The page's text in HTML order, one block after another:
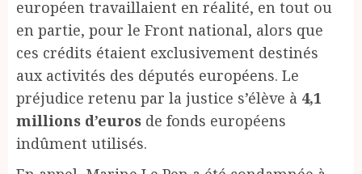
européen travaillaient en réalité, en tout ou
en partie, pour le Front national, alors que
ces crédits étaient exclusivement destinés
aux activités des députés européens. Le
préjudice retenu par la justice s’élève à 4,1
millions d’euros de fonds européens
indûment utilisés.